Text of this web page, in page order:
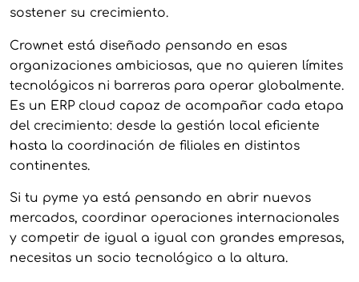
sostener su crecimiento.
Crownet está diseñado pensando en esas
organizaciones ambiciosas, que no quieren límites
tecnológicos ni barreras para operar globalmente.
Es un ERP cloud capaz de acompañar cada etapa
del crecimiento: desde la gestión local eficiente
hasta la coordinación de filiales en distintos
continentes.
Si tu pyme ya está pensando en abrir nuevos
mercados, coordinar operaciones internacionales
y competir de igual a igual con grandes empresas,
necesitas un socio tecnológico a la altura.